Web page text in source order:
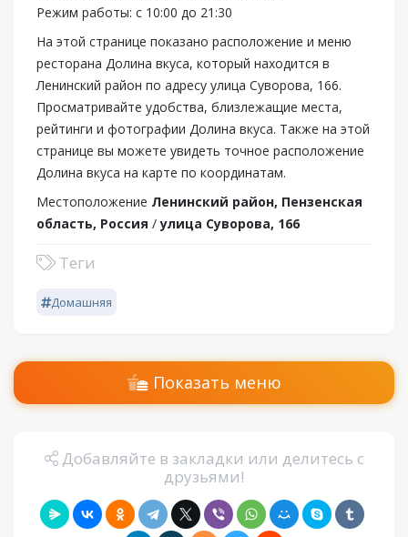
Режим работы: с 10:00 до 21:30
На этой странице показано расположение и меню
ресторана Долина вкуса, который находится в
Ленинский район по адресу улица Суворова, 166.
Просматривайте удобства, близлежащие места,
рейтинги и фотографии Долина вкуса. Также на этой
странице вы можете увидеть точное расположение
Долина вкуса на карте по координатам.
Местоположение Ленинский район, Пензенская
область, Россия /улица Суворова, 166
Теги
Домашняя
Показать меню
Добавляйте в закладки или делитесь с
друзьями!